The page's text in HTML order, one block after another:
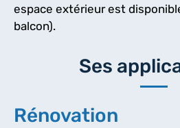
espace extérieur est
balcon).
Ses
Rénovation